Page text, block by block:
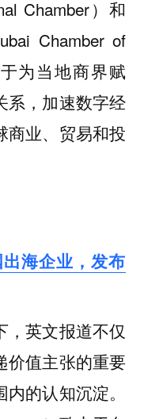
Chamber）和
Chamber of
为当地商界赋
系，加速数字经
商业、贸易和投
海企业，发布
，英文报道不仅
价值主张的重要
的认知沉淀。